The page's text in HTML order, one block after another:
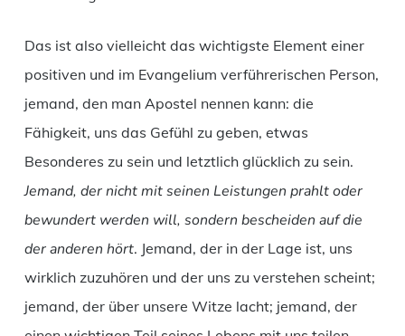
Das ist also vielleicht das wichtigste Element einer
positiven und im Evangelium verführerischen Person,
jemand, den man Apostel nennen kann: die
Fähigkeit, uns das Gefühl zu geben, etwas
Besonderes zu sein und letztlich glücklich zu sein.
Jemand, der nicht mit seinen Leistungen prahlt oder
bewundert werden will, sondern bescheiden auf die
der anderen hört. Jemand, der in der Lage ist, uns
wirklich zuzuhören und der uns zu verstehen scheint;
jemand, der über unsere Witze lacht; jemand, der